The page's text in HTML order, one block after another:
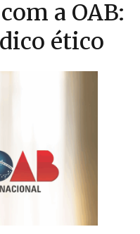
a OAB:
ético